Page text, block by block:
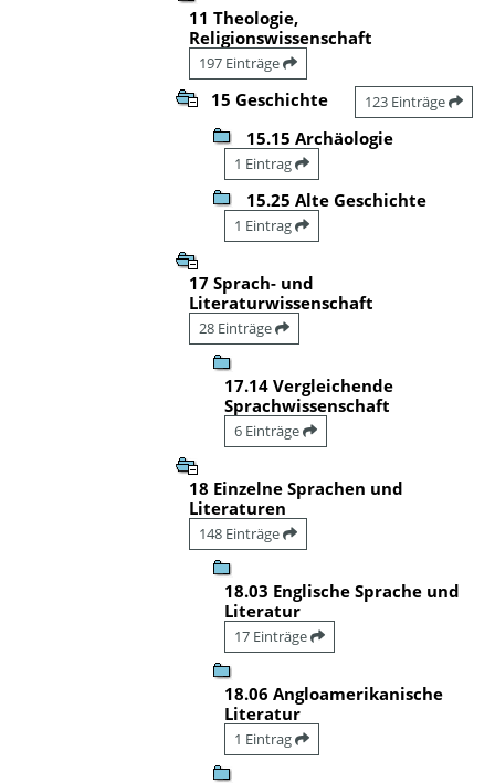
11 Theologie,
Religionswissenschaft
197 Einträge
15 Geschichte 123 Einträge
15.15 Archäologie
1 Eintrag
15.25 Alte Geschichte
1 Eintrag
17 Sprach- und
Literaturwissenschaft
28 Einträge
17.14 Vergleichende
Sprachwissenschaft
6 Einträge
18 Einzelne Sprachen und
Literaturen
148 Einträge
18.03 Englische Sprache und
Literatur
17 Einträge
18.06 Angloamerikanische
Literatur
1 Eintrag